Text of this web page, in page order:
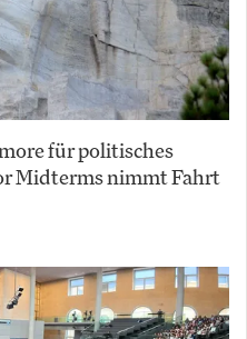
für politisches
Midterms nimmt Fahrt